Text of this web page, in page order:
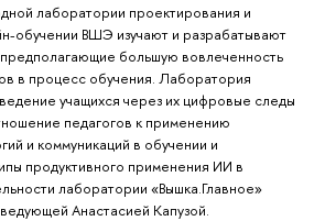
лаборатории проектирования и
обучении ВШЭ изучают и разрабатывают
большую вовлеченность
в процесс обучения. Лаборатория
учащихся через их цифровые следы
педагогов к применению
и коммуникаций в обучении и
продуктивного применения ИИ в
лаборатории «Вышка.Главное»
Анастасией Капузой.